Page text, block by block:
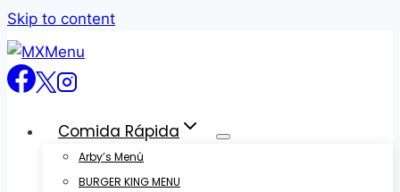
Skip to content
Comida Rápida
Arby’s Menú
BURGER KING MENU